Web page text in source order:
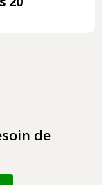
de